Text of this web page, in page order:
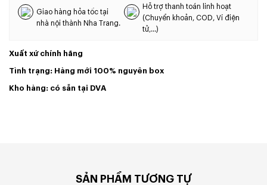
Giao hàng hỏa tốc tại
nhà nội thành Nha Trang.
Hỗ trợ thanh toán linh hoạt
(Chuyển khoản, COD, Ví điện
tử,...)
Xuất xứ chính hãng
Tình trạng: Hàng mới 100% nguyên box
Kho hàng: có sẵn tại DVA
SẢN PHẨM TƯƠNG TỰ